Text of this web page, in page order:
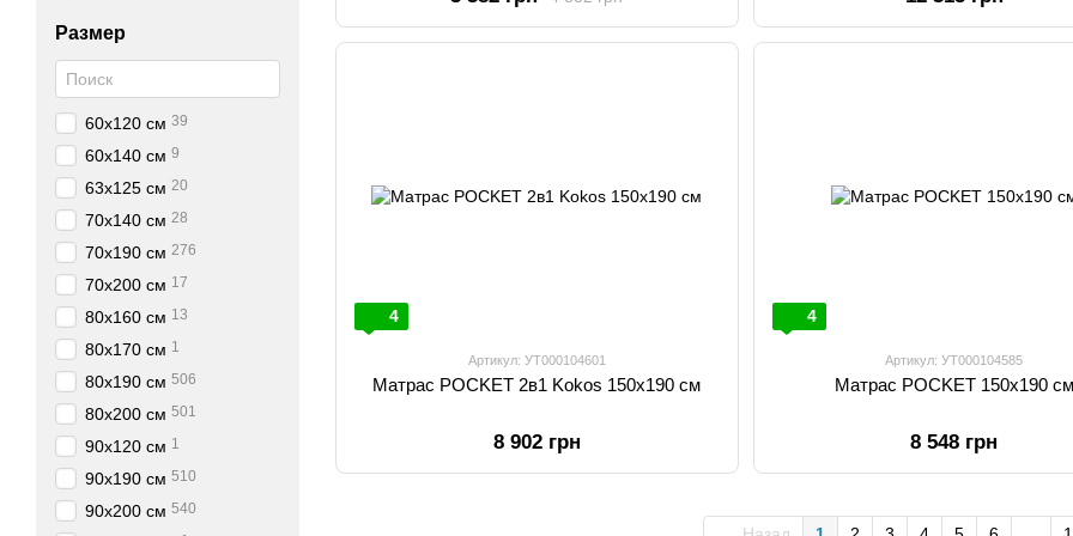
4
Артикул: УТ000104601
Матрас POCKET 2в1 Kokos 150х190 см
8 902 грн
4
Артикул: УТ000104585
Матрас POCKET 150х190 см
8 548 грн
Размер
60х120 см 39
60х140 см 9
63х125 см 20
70х140 см 28
70х190 см 276
70х200 см 17
80х160 см 13
80х170 см 1
80х190 см 506
80х200 см 501
90х120 см 1
90х190 см 510
90х200 см 540